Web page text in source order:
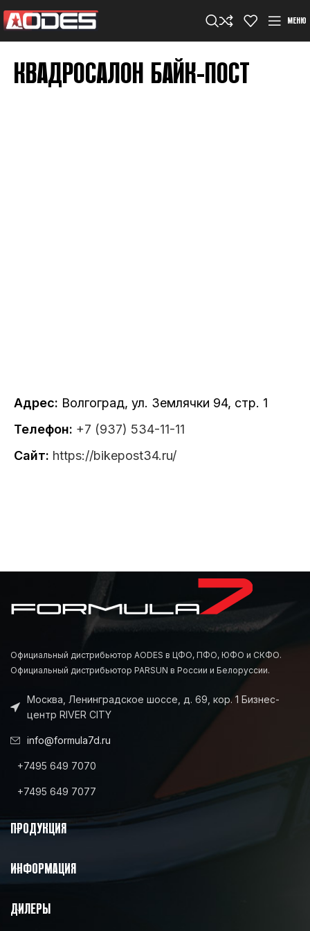
МЕНЮ
КВАДРОСАЛОН БАЙК-ПОСТ
Адрес: Волгоград, ул. Землячки 94, стр. 1
Телефон: +7 (937) 534-11-11
Сайт: https://bikepost34.ru/
Официальный дистрибьютор AODES в ЦФО, ПФО, ЮФО и СКФО.
Официальный дистрибьютор PARSUN в России и Белоруссии.
Москва, Ленинградское шоссе, д. 69, кор. 1 Бизнес-
центр RIVER CITY
info@formula7d.ru
+7495 649 7070
+7495 649 7077
ПРОДУКЦИЯ
ИНФОРМАЦИЯ
ДИЛЕРЫ